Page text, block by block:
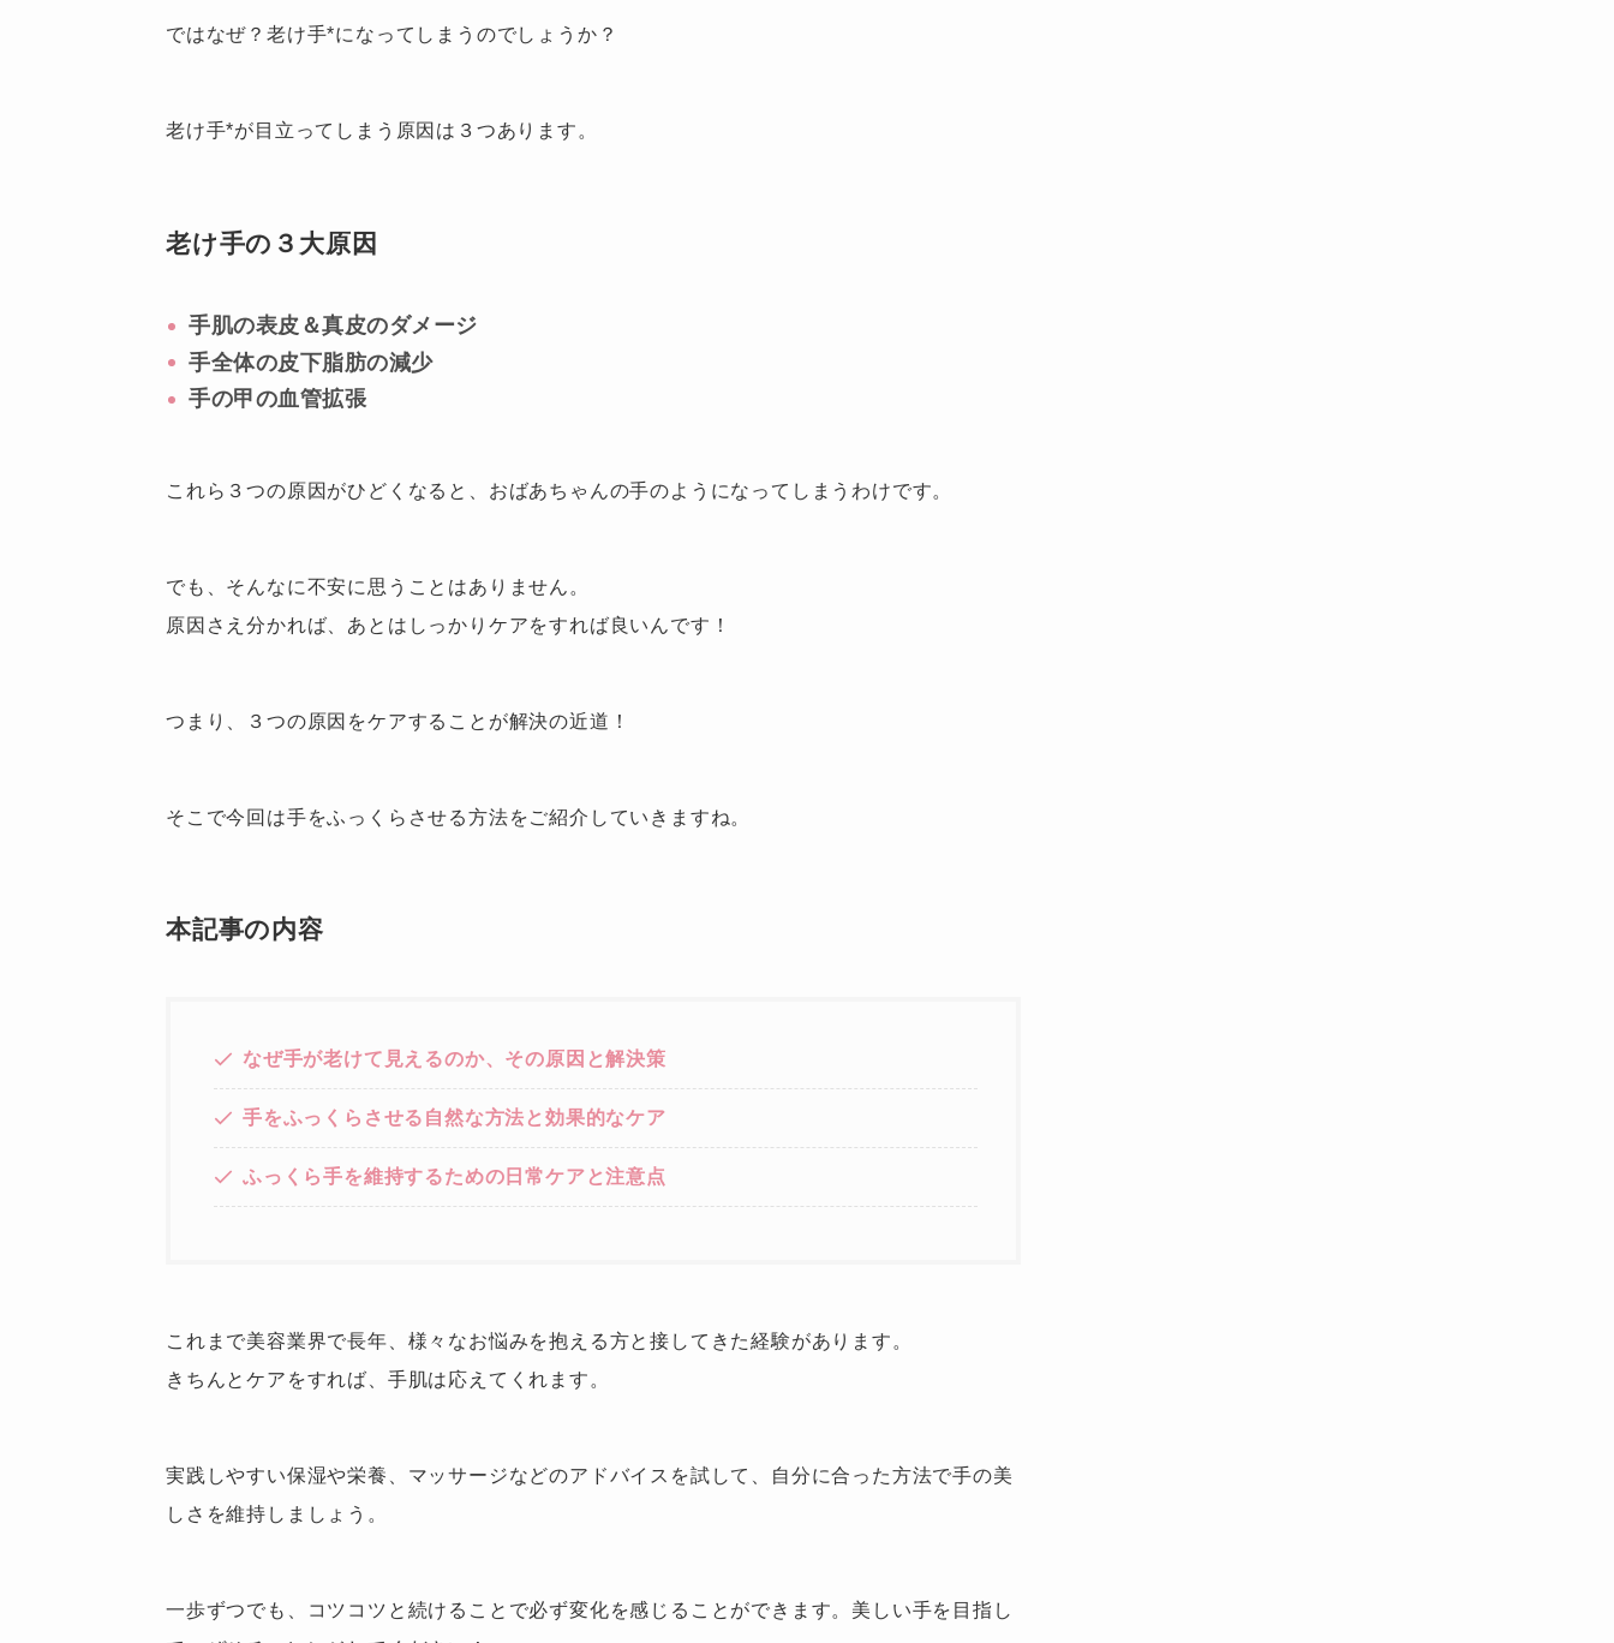
ではなぜ？老け手*になってしまうのでしょうか？
老け手*が目立ってしまう原因は３つあります。
老け手の３大原因
手肌の表皮＆真皮のダメージ
手全体の皮下脂肪の減少
手の甲の血管拡張
これら３つの原因がひどくなると、おばあちゃんの手のようになってしまうわけです。
でも、そんなに不安に思うことはありません。
原因さえ分かれば、あとはしっかりケアをすれば良いんです！
つまり、３つの原因をケアすることが解決の近道！
そこで今回は手をふっくらさせる方法をご紹介していきますね。
本記事の内容
なぜ手が老けて見えるのか、その原因と解決策
手をふっくらさせる自然な方法と効果的なケア
ふっくら手を維持するための日常ケアと注意点
これまで美容業界で長年、様々なお悩みを抱える方と接してきた経験があります。
きちんとケアをすれば、手肌は応えてくれます。
実践しやすい保湿や栄養、マッサージなどのアドバイスを試して、自分に合った方法で手の美
しさを維持しましょう。
一歩ずつでも、コツコツと続けることで必ず変化を感じることができます。美しい手を目指し